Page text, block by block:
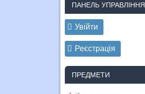
ПАНЕЛЬ УПРАВЛІННЯ
Увійти
Реєстрація
ПРЕДМЕТИ